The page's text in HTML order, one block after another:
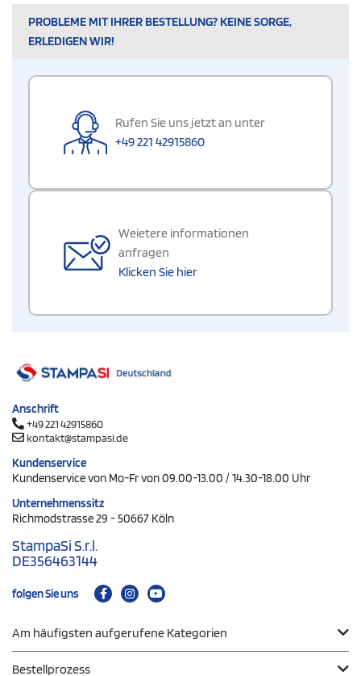
PROBLEME MIT IHRER BESTELLUNG? KEINE SORGE,
ERLEDIGEN WIR!
Rufen Sie uns jetzt an unter
+49 221 42915860
Weietere informationen
anfragen
Klicken Sie hier
Anschrift
+49 221 42915860
kontakt@stampasi.de
Kundenservice
Kundenservice von Mo-Fr von 09.00-13.00 / 14.30-18.00 Uhr
Unternehmenssitz
Richmodstrasse 29 - 50667 Köln
StampaSi S.r.l.
DE356463144
folgen Sie uns
Am häufigsten aufgerufene Kategorien
Bestellprozess